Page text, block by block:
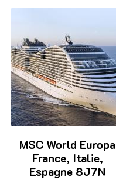
MSC World Europa
France, Italie,
Espagne 8J7N